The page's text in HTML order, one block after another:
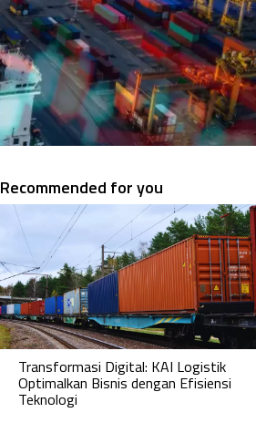
Recommended for you
Transformasi Digital: KAI Logistik
Optimalkan Bisnis dengan Efisiensi
Teknologi